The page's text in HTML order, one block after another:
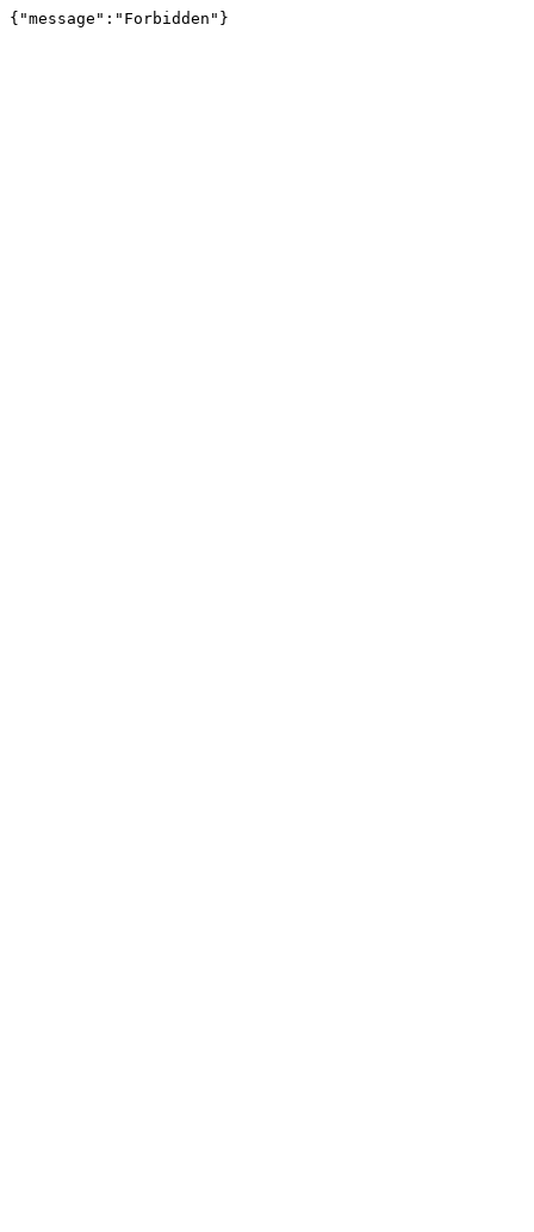
{"message":"Forbidden"}